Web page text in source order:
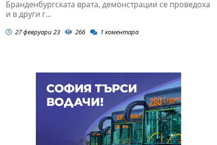
Бранденбургската врата, демонстрации се проведоха
и в други г...
27 февруари 23 266 1 коментара